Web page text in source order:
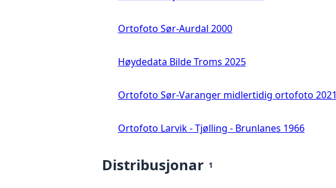
Ortofoto Sør-Aurdal 2000
Høydedata Bilde Troms 2025
Ortofoto Sør-Varanger midlertidig ortofoto 2021
Ortofoto Larvik - Tjølling - Brunlanes 1966
Distribusjonar 1